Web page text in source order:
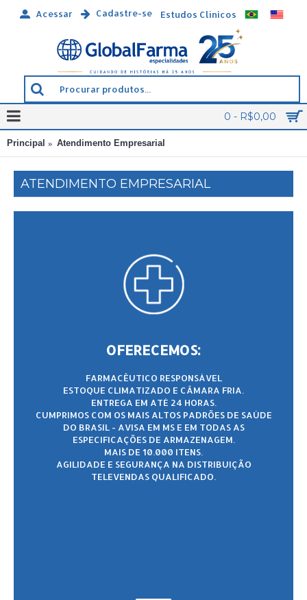
Acessar Cadastre-se Estudos Clínicos
0 - R$0,00
Principal Atendimento Empresarial
ATENDIMENTO EMPRESARIAL
OFERECEMOS:
FARMACÊUTICO RESPONSÁVEL
ESTOQUE CLIMATIZADO E CÂMARA FRIA.
ENTREGA EM ATÉ 24 HORAS.
CUMPRIMOS COM OS MAIS ALTOS PADRÕES DE SAÚDE
DO BRASIL - AVISA EM MS E EM TODAS AS
ESPECIFICAÇÕES DE ARMAZENAGEM.
MAIS DE 10.000 ITENS.
AGILIDADE E SEGURANÇA NA DISTRIBUIÇÃO
TELEVENDAS QUALIFICADO.